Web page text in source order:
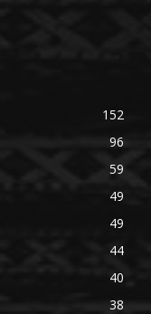
152
96
59
49
49
44
40
38